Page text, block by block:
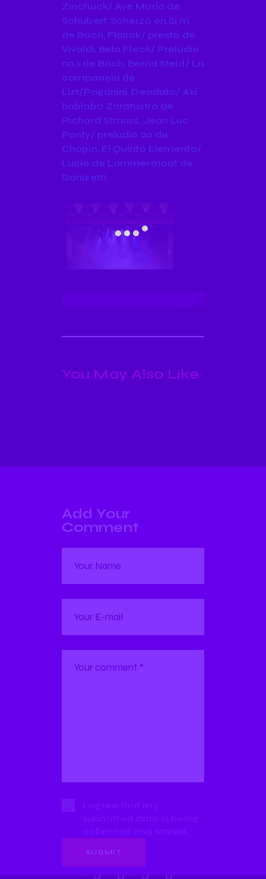
Zinchuck/ Ave María de
Schubert, Scherzo en Si m
de Bach, Flairck/ prestó de
Vivaldi, Bela Fleck/ Preludio
no.1 de Bach, Bernd Steid/ La
campanela de
Lizt/Paganini, Deodato/ Así
hablaba Zaratustra de
Richard Strauss, Jean Luc
Ponty/ preludio 20 de
Chopin, El Quinto Elemento/
Lucia de Lammermoot de
Donizetti.
You May Also Like
Add Your
Comment